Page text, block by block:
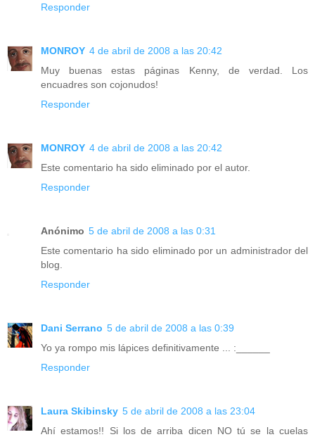
Responder
MONROY 4 de abril de 2008 a las 20:42
Muy buenas estas páginas Kenny, de verdad. Los
encuadres son cojonudos!
Responder
MONROY 4 de abril de 2008 a las 20:42
Este comentario ha sido eliminado por el autor.
Responder
Anónimo 5 de abril de 2008 a las 0:31
Este comentario ha sido eliminado por un administrador del
blog.
Responder
Dani Serrano 5 de abril de 2008 a las 0:39
Yo ya rompo mis lápices definitivamente ... :______
Responder
Laura Skibinsky 5 de abril de 2008 a las 23:04
Ahí estamos!! Si los de arriba dicen NO tú se la cuelas